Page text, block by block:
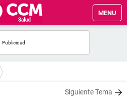
MENU
Siguiente Tema